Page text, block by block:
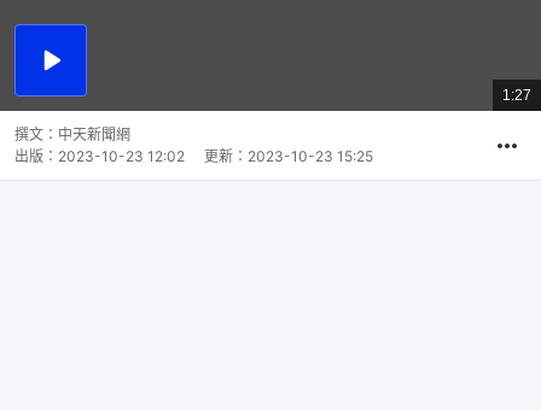
播
總
共
1:27
撰文： 中天新聞網
出版： 2023-10-23 12:02 更新： 2023-10-23 15:25